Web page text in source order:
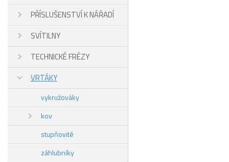
PŘÍSLUŠENSTVÍ K NÁŘADÍ
SVÍTILNY
TECHNICKÉ FRÉZY
VRTÁKY
vykružováky
kov
stupňovité
záhlubníky